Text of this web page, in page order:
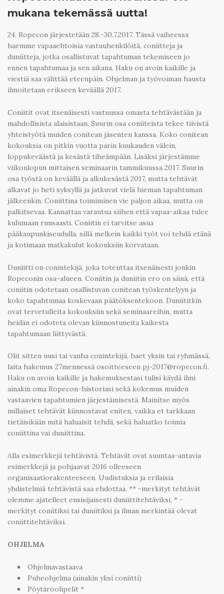
mukana tekemässä uutta!
24. Ropecon järjestetään 28.-30.7.2017. Tässä vaiheessa
haemme vapaaehtoisia vastuuhenkilöitä, coniitteja ja
duniitteja, jotka osallistuvat tapahtuman tekemiseen jo
ennen tapahtumaa ja sen aikana. Haku on avoin kaikille ja
viestiä saa välittää eteenpäin. Ohjelman ja työvoiman hausta
ilmoitetaan erikseen keväällä 2017.
Coniitit ovat itsenäisesti vastuussa omasta tehtävästään ja
mahdollisista alaisistaan. Suurin osa coniiteista tekee tiivistä
yhteistyötä muiden conitean jäsenten kanssa. Koko conitean
kokouksia on pitkin vuotta parin kuukauden välein,
loppukeväästä ja kesästä tiheämpään. Lisäksi järjestämme
viikonlopun mittaisen seminaarin tammikuussa 2017. Suurin
osa työstä on keväällä ja alkukesästä 2017, mutta tehtävät
alkavat jo heti syksyllä ja jatkuvat vielä hieman tapahtuman
jälkeenkin. Coniittina toimiminen vie paljon aikaa, mutta on
palkitsevaa. Kannattaa varautua siihen että vapaa-aikaa tulee
kulumaan runsaasti. Coniitin ei tarvitse asua
pääkaupunkiseudulla, sillä melkein kaikki työt voi tehdä etänä
ja kotimaan matkakulut kokouksiin korvataan.
Duniitti on conintekijä, joka toteuttaa itsenäisesti jonkin
Ropeconin osa-alueen. Coniitin ja duniitin ero on siinä, että
coniitin odotetaan osallistuvan conitean työskentelyyn ja
koko tapahtumaa koskevaan päätöksentekoon. Duniititkin
ovat tervetulleita kokouksiin sekä seminaareihin, mutta
heidän ei odoteta olevan kiinnostuneita kaikesta
tapahtumaan liittyvästä.
Olit sitten uusi tai vanha conintekijä, haet yksin tai ryhmässä,
laita hakemus 27mennessä osoitteeseen pj-2017@ropecon.fi.
Haku on avoin kaikille ja hakemuksestasi tulisi käydä ilmi
ainakin oma Ropecon-historiasi sekä kokemus muiden
vastaavien tapahtumien järjestämisestä. Mainitse myös
millaiset tehtävät kiinnostavat eniten, vaikka et tarkkaan
tietäisikään mitä haluaisit tehdä, sekä haluatko toimia
coniittina vai duniittina.
Alla esimerkkejä tehtävistä. Tehtävät ovat suuntaa-antavia
esimerkkejä ja pohjaavat 2016 olleeseen
organisaatiorakenteeseen. Uudistuksia ja erilaisia
yhdistelmiä tehtävistä saa ehdottaa. ** -merkityt tehtävät
olemme ajatelleet ensisijaisesti duniittitehtäviksi, * -
merkityt coniitiksi tai duniitiksi ja ilman merkintää olevat
coniittitehtäviksi.
OHJELMA
Ohjelmavastaava
Puheohjelma (ainakin yksi coniitti)
Pöytäroolipelit *